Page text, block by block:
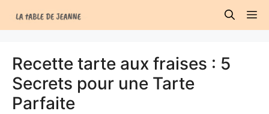
au
Recette tarte aux fraises : 5
Secrets pour une Tarte
Parfaite